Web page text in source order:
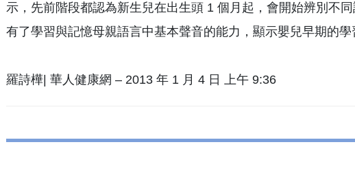
示，先前階段都認為新生兒在出生頭 1 個月起，會開始辨別不
有了學習與記憶母親語言中基本聲音的能力，顯示嬰兒早期的學
羅詩樺| 華人健康網 – 2013 年 1 月 4 日 上午 9:36